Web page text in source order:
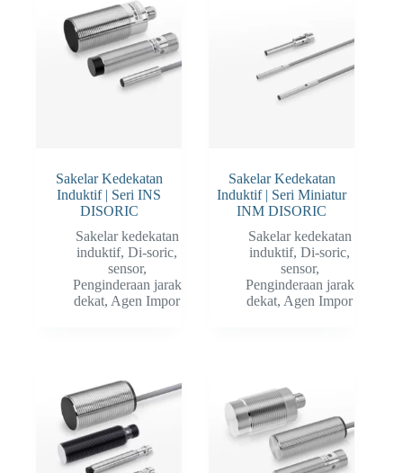
Sakelar Kedekatan
Induktif | Seri INS
DISORIC
Sakelar kedekatan
induktif,Di-soric,
sensor,
Penginderaan jarak
dekat, Agen Impor
Sakelar Kedekatan
Induktif | Seri Miniatur
INM DISORIC
Sakelar kedekatan
induktif,Di-soric,
sensor,
Penginderaan jarak
dekat, Agen Impor